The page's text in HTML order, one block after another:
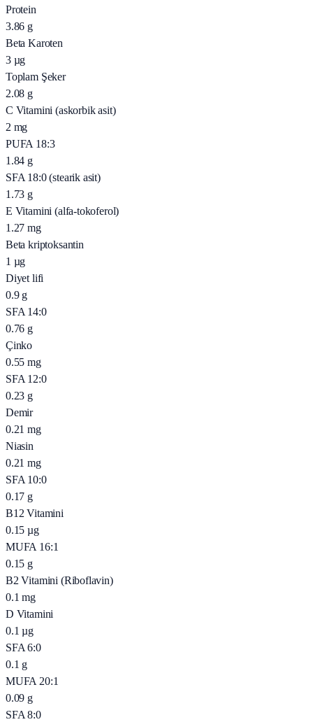
Protein
3.86 g
Beta Karoten
3 µg
Toplam Şeker
2.08 g
C Vitamini (askorbik asit)
2 mg
PUFA 18:3
1.84 g
SFA 18:0 (stearik asit)
1.73 g
E Vitamini (alfa-tokoferol)
1.27 mg
Beta kriptoksantin
1 µg
Diyet lifi
0.9 g
SFA 14:0
0.76 g
Çinko
0.55 mg
SFA 12:0
0.23 g
Demir
0.21 mg
Niasin
0.21 mg
SFA 10:0
0.17 g
B12 Vitamini
0.15 µg
MUFA 16:1
0.15 g
B2 Vitamini (Riboflavin)
0.1 mg
D Vitamini
0.1 µg
SFA 6:0
0.1 g
MUFA 20:1
0.09 g
SFA 8:0